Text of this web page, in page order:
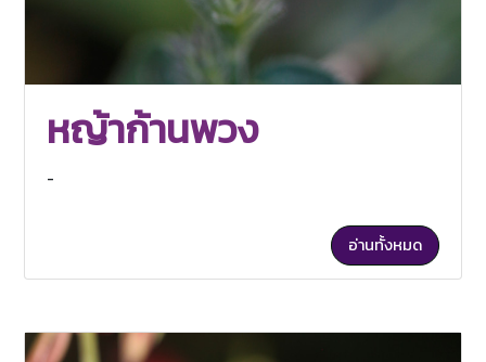
หญ้าก้านพวง
-
อ่านทั้งหมด